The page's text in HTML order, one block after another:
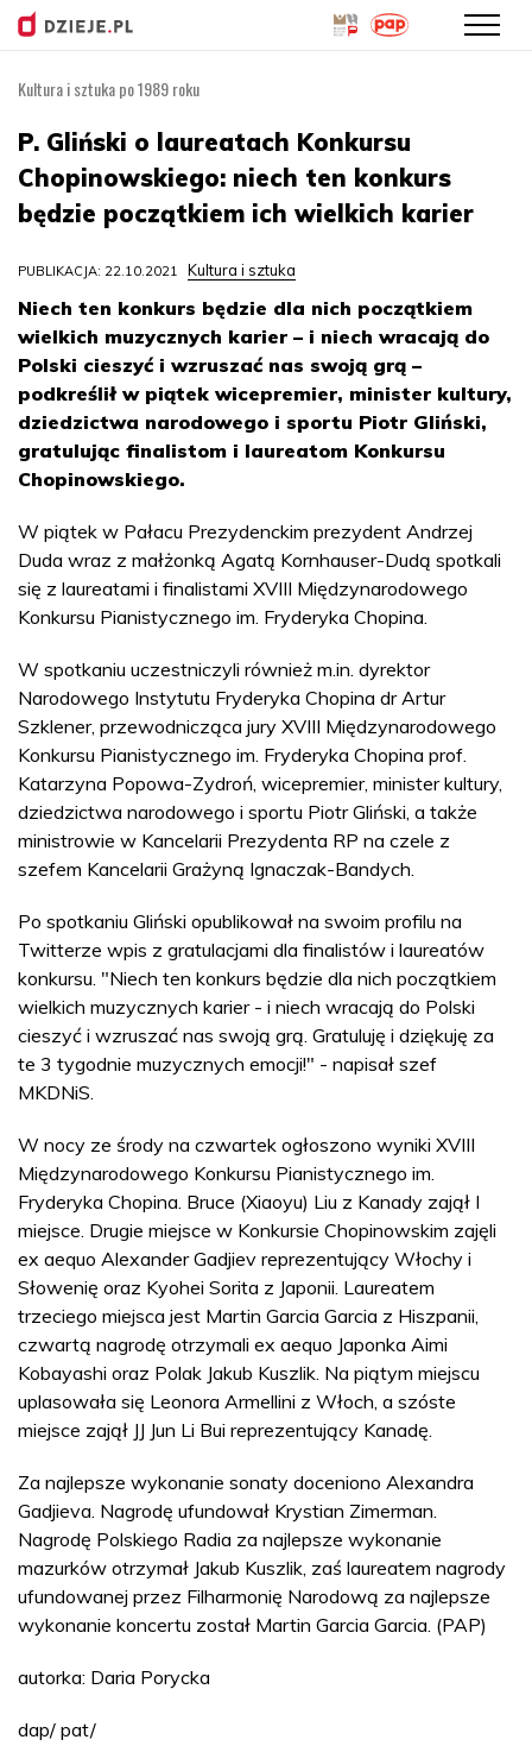
treści
Kultura i sztuka po 1989 roku
P. Gliński o laureatach Konkursu
Chopinowskiego: niech ten konkurs
będzie początkiem ich wielkich karier
PUBLIKACJA: 22.10.2021 Kultura i sztuka
Niech ten konkurs będzie dla nich początkiem
wielkich muzycznych karier – i niech wracają do
Polski cieszyć i wzruszać nas swoją grą –
podkreślił w piątek wicepremier, minister kultury,
dziedzictwa narodowego i sportu Piotr Gliński,
gratulując finalistom i laureatom Konkursu
Chopinowskiego.
W piątek w Pałacu Prezydenckim prezydent Andrzej
Duda wraz z małżonką Agatą Kornhauser-Dudą spotkali
się z laureatami i finalistami XVIII Międzynarodowego
Konkursu Pianistycznego im. Fryderyka Chopina.
W spotkaniu uczestniczyli również m.in. dyrektor
Narodowego Instytutu Fryderyka Chopina dr Artur
Szklener, przewodnicząca jury XVIII Międzynarodowego
Konkursu Pianistycznego im. Fryderyka Chopina prof.
Katarzyna Popowa-Zydroń, wicepremier, minister kultury,
dziedzictwa narodowego i sportu Piotr Gliński, a także
ministrowie w Kancelarii Prezydenta RP na czele z
szefem Kancelarii Grażyną Ignaczak-Bandych.
Po spotkaniu Gliński opublikował na swoim profilu na
Twitterze wpis z gratulacjami dla finalistów i laureatów
konkursu. "Niech ten konkurs będzie dla nich początkiem
wielkich muzycznych karier - i niech wracają do Polski
cieszyć i wzruszać nas swoją grą. Gratuluję i dziękuję za
te 3 tygodnie muzycznych emocji!" - napisał szef
MKDNiS.
W nocy ze środy na czwartek ogłoszono wyniki XVIII
Międzynarodowego Konkursu Pianistycznego im.
Fryderyka Chopina. Bruce (Xiaoyu) Liu z Kanady zajął I
miejsce. Drugie miejsce w Konkursie Chopinowskim zajęli
ex aequo Alexander Gadjiev reprezentujący Włochy i
Słowenię oraz Kyohei Sorita z Japonii. Laureatem
trzeciego miejsca jest Martin Garcia Garcia z Hiszpanii,
czwartą nagrodę otrzymali ex aequo Japonka Aimi
Kobayashi oraz Polak Jakub Kuszlik. Na piątym miejscu
uplasowała się Leonora Armellini z Włoch, a szóste
miejsce zajął JJ Jun Li Bui reprezentujący Kanadę.
Za najlepsze wykonanie sonaty doceniono Alexandra
Gadjieva. Nagrodę ufundował Krystian Zimerman.
Nagrodę Polskiego Radia za najlepsze wykonanie
mazurków otrzymał Jakub Kuszlik, zaś laureatem nagrody
ufundowanej przez Filharmonię Narodową za najlepsze
wykonanie koncertu został Martin Garcia Garcia. (PAP)
autorka: Daria Porycka
dap/ pat/